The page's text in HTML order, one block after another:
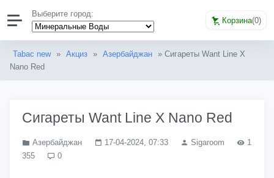
Выберите город:
Корзина(0)
Tabac new » Акциз » Азербайджан » Сигареты Want Line X
Nano Red
Сигареты Want Line X Nano Red
Азербайджан 17-04-2024, 07:33 Sigaroom
1
355
0